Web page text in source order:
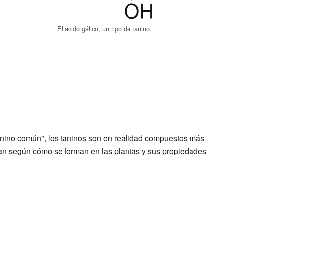
El ácido gálico, un tipo de tanino.
común", los taninos son en realidad compuestos más
según cómo se forman en las plantas y sus propiedades